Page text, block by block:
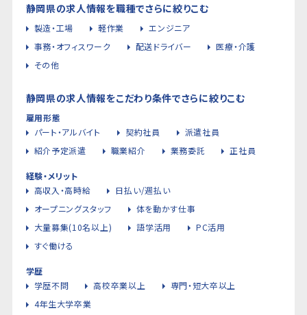
静岡県の求人情報を職種でさらに絞りこむ
製造・工場 軽作業
エンジニア
事務・オフィスワーク
配送ドライバー
医療・介護
その他
静岡県の求人情報をこだわり条件でさらに絞りこむ
雇用形態
パート・アルバイト
契約社員
派遣社員
紹介予定派遣
職業紹介 業務委託 正社員
経験・メリット
高収入・高時給
日払い/週払い
オープニングスタッフ
体を動かす仕事
大量募集(10名以上)
語学活用
PC活用
すぐ働ける
学歴
学歴不問
高校卒業以上
専門・短大卒以上
4年生大学卒業